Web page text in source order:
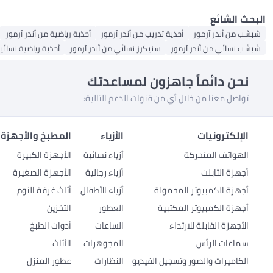
البحث الشائع
شبشب من أندر آرمور أحذية تدريب من أندر آرمور أحذية رياضية من أندر آرمور
شبشب نسائي من أندر آرمور
سنيكرز نسائي من أندر آرمور أحذية رياضية
نحن دائماً جاهزون لمساعدتك
تواصل معنا من خلال أي من قنوات الدعم التالية:
الإلكترونيات
الهواتف المتحركة
أجهزة التابلت
أجهزة الكمبيوتر المحمولة
أجهزة الكمبيوتر المكتبية
الأجهزة القابلة للارتداء
سماعات الرأس
الكاميرات والصور وتسجيل الفيديو
الأزياء
أزياء نسائية
أزياء رجالية
أزياء الأطفال
العطور
الساعات
المجوهرات
النظارات
المطبخ
الأجهزة الكبيرة
الأجهزة الصغيرة
أثاث غرفة النوم
التخزين
أدوات الطبخ
الأثاث
عطور المنزل